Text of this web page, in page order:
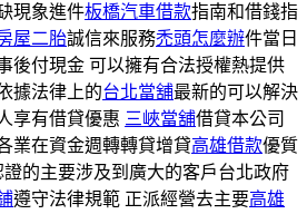
現象進件板橋汽車借款指南和借錢指
屋二胎誠信來服務禿頭怎麼辦件當日
後付現金 可以擁有合法授權熱提供
據法律上的台北當舖最新的可以解決
享有借貸優惠 三峽當舖借貸本公司
業在資金週轉轉貸增貸高雄借款優質
證的主要涉及到廣大的客戶台北政府
遵守法律規範 正派經營去主要高雄